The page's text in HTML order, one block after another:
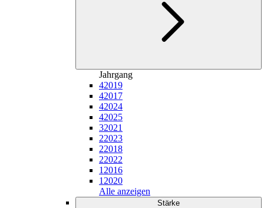
Jahrgang
42019
42017
42024
42025
32021
22023
22018
22022
1 2016
1 2020
Alle anzeigen
Stärke